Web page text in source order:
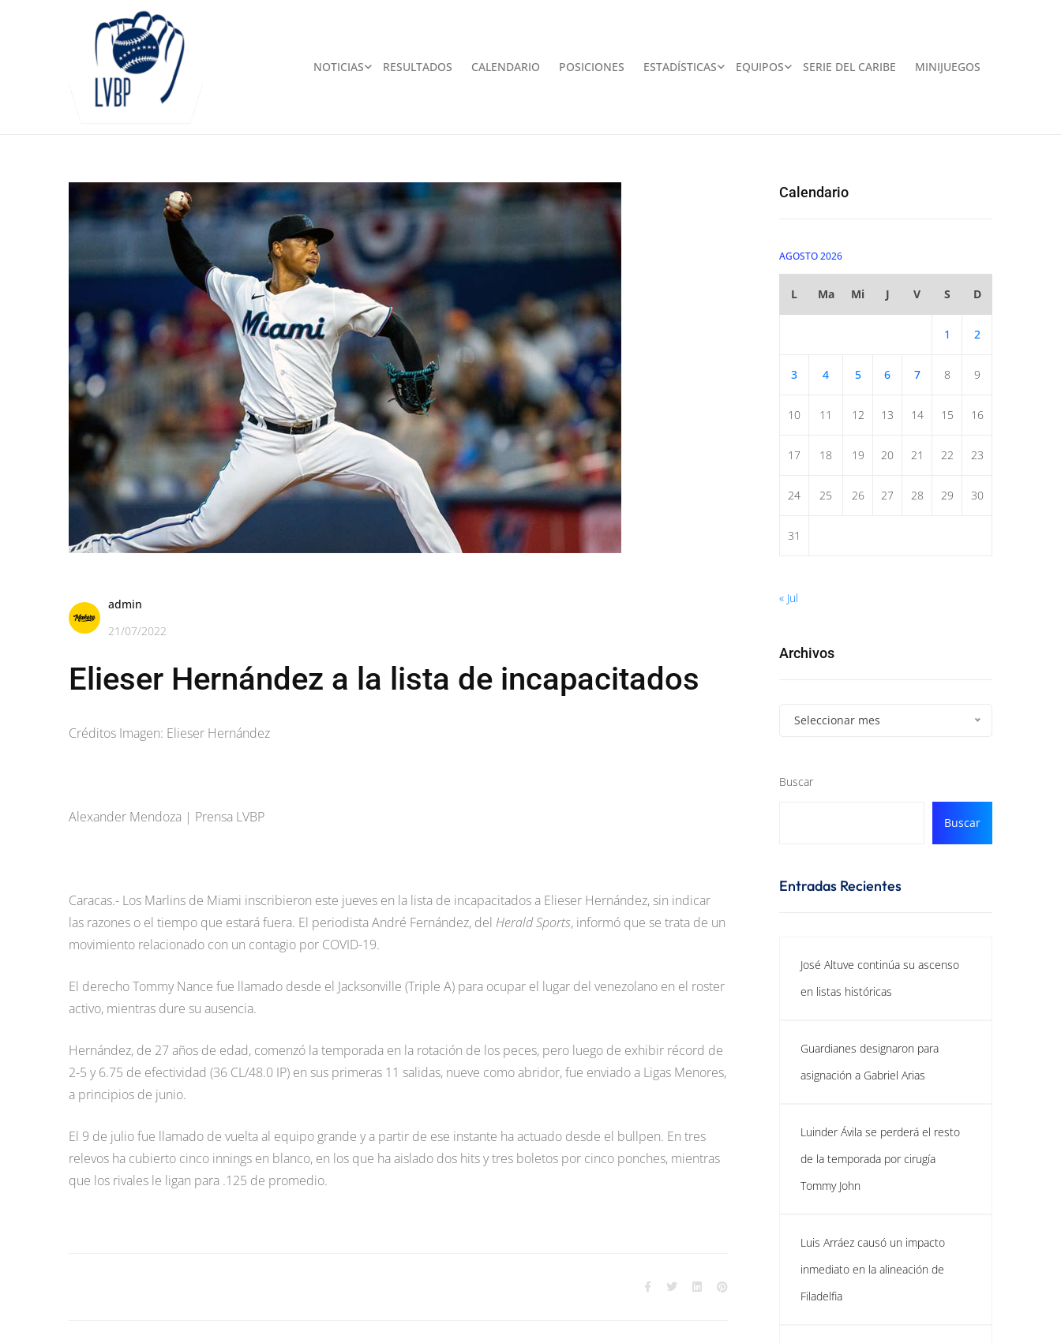
NOTICIAS RESULTADOS CALENDARIO POSICIONES ESTADÍSTICAS EQUIPOS SERIE DEL CARIBE MINIJUEGOS
admin
21/07/2022
Elieser Hernández a la lista de incapacitados
Créditos Imagen: Elieser Hernández
Alexander Mendoza | Prensa LVBP
Caracas.- Los Marlins de Miami inscribieron este jueves en la lista de incapacitados a Elieser Hernández, sin indicar
las razones o el tiempo que estará fuera. El periodista André Fernández, del Herald Sports, informó que se trata de un
movimiento relacionado con un contagio por COVID-19.
El derecho Tommy Nance fue llamado desde el Jacksonville (Triple A) para ocupar el lugar del venezolano en el roster
activo, mientras dure su ausencia.
Hernández, de 27 años de edad, comenzó la temporada en la rotación de los peces, pero luego de exhibir récord de
2-5 y 6.75 de efectividad (36 CL/48.0 IP) en sus primeras 11 salidas, nueve como abridor, fue enviado a Ligas Menores,
a principios de junio.
El 9 de julio fue llamado de vuelta al equipo grande y a partir de ese instante ha actuado desde el bullpen. En tres
relevos ha cubierto cinco innings en blanco, en los que ha aislado dos hits y tres boletos por cinco ponches, mientras
que los rivales le ligan para .125 de promedio.
Calendario
AGOSTO 2026
L Ma Mi J V S D
1 2
3 4 5 6 7 8 9
10 11 12 13 14 15 16
17 18 19 20 21 22 23
24 25 26 27 28 29 30
31
« Jul
Archivos
Seleccionar mes
Buscar
Buscar
Entradas Recientes
José Altuve continúa su ascenso
en listas históricas
Guardianes designaron para
asignación a Gabriel Arias
Luinder Ávila se perderá el resto
de la temporada por cirugía
Tommy John
Luis Arráez causó un impacto
inmediato en la alineación de
Filadelfia